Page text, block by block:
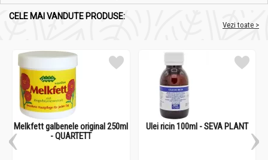
CELE MAI VANDUTE PRODUSE:
Vezi toate >
Melkfett galbenele original 250ml
- QUARTETT
Ulei ricin 100ml - SEVA PLANT